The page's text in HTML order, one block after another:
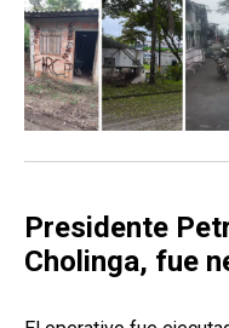
Presidente
Cholinga, fue